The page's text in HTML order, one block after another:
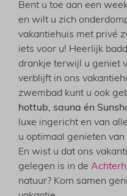
Bent u toe aan een
en wilt u zich
vakantiehuis met privé
iets voor u! Heerlijk
drankje terwijl u geniet
verblijft in ons
zwembad kunt u ook
hottub, sauna én
luxe ingericht en van
u optimaal genieten
En wist u dat ons
gelegen is in de
natuur? Kom samen